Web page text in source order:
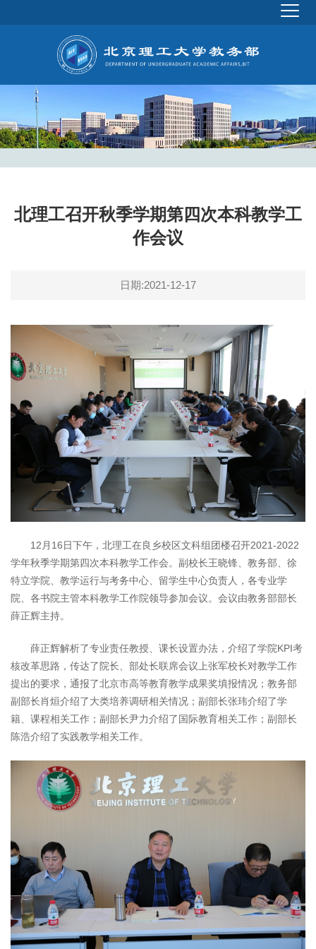
北理工召开秋季学期第四次本科教学工
作会议
日期:2021-12-17
12月16日下午，北理工在良乡校区文科组团楼召开2021-2022
学年秋季学期第四次本科教学工作会。副校长王晓锋、教务部、徐
特立学院、教学运行与考务中心、留学生中心负责人，各专业学
院、各书院主管本科教学工作院领导参加会议。会议由教务部部长
薛正辉主持。
薛正辉解析了专业责任教授、课长设置办法，介绍了学院KPI考
核改革思路，传达了院长、部处长联席会议上张军校长对教学工作
提出的要求，通报了北京市高等教育教学成果奖填报情况；教务部
副部长肖烜介绍了大类培养调研相关情况；副部长张玮介绍了学
籍、课程相关工作；副部长尹力介绍了国际教育相关工作；副部长
陈浩介绍了实践教学相关工作。